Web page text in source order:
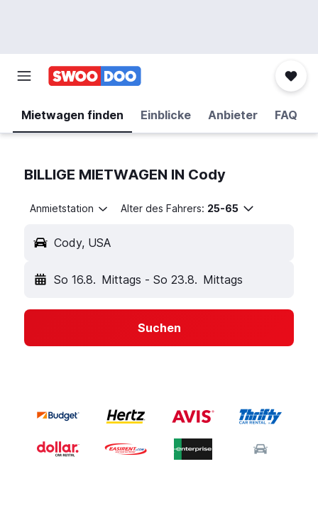
Mietwagen finden Einblicke Anbieter FAQ
BILLIGE MIETWAGEN IN Cody
Anmietstation Alter des Fahrers: 25-65
Cody, USA
So 16.8. Mittags - So 23.8. Mittags
Suchen